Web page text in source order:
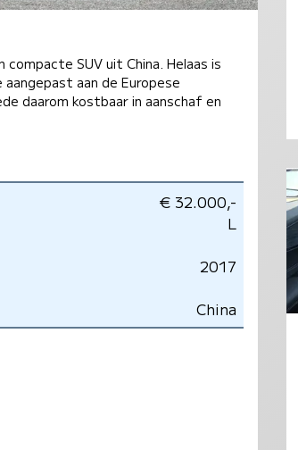
compacte SUV uit China. Helaas is
aan de Europese
daarom kostbaar in aanschaf en
€ 32.000,-
L
2017
China